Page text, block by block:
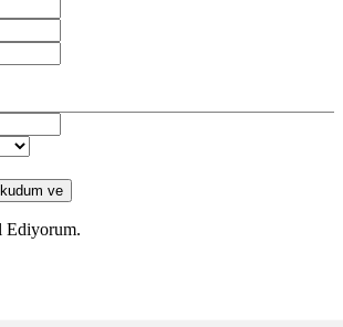
ve
Ediyorum.